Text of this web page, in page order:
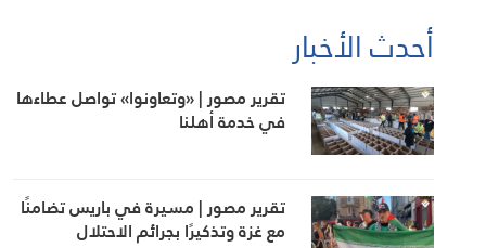
أحدث الأخبار
تقرير مصور | «وتعاونوا» تواصل عطاءها
في خدمة أهلنا
تقرير مصور | مسيرة في باريس تضامنًا
مع غزة وتذكيرًا بجرائم الاحتلال